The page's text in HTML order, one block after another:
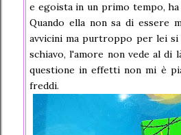
e egoista in un primo tempo,
Quando ella non sa di essere
avvicini ma purtroppo per lei si
schiavo, l'amore non vede al
questione in effetti non mi è
freddi.